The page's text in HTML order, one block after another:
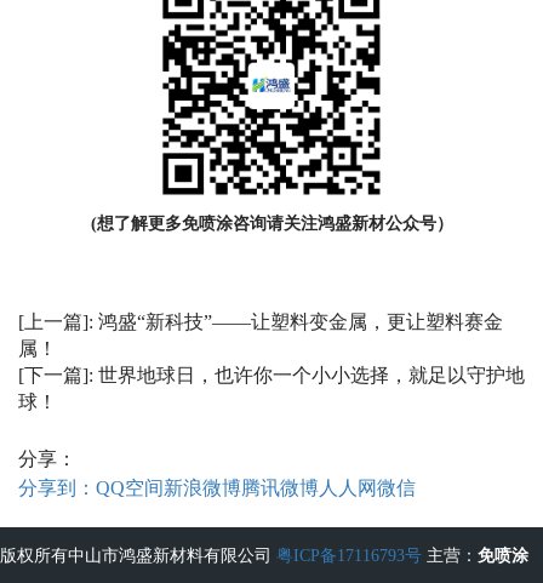
(想了解更多免喷涂咨询请关注鸿盛新材公众号）
[上一篇]: 鸿盛“新科技”——让塑料变金属，更让塑料赛金
属！
[下一篇]: 世界地球日，也许你一个小小选择，就足以守护地
球！
分享：
分享到： QQ空间新浪微博腾讯微博 人人网微信
版权所有中山市鸿盛新材料有限公司 粤ICP备17116793号 主营： 免喷涂